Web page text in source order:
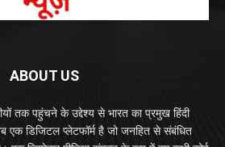
ABOUT US
तक पहुंचने के उद्देश्य से भारत का प्रमुख हिंदी
एक डिजिटल प्लेटफॉर्म है जो जनहित से संबंधित